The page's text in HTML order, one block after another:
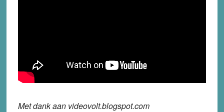
Met dank aan videovolt.blogspot.com